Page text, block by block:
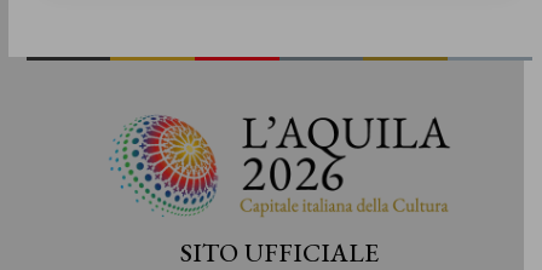
SITO UFFICIALE